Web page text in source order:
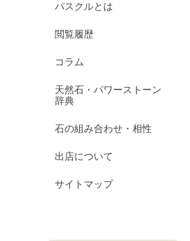
パスクルとは
閲覧履歴
コラム
天然石・パワーストーン
辞典
石の組み合わせ・相性
出店について
サイトマップ